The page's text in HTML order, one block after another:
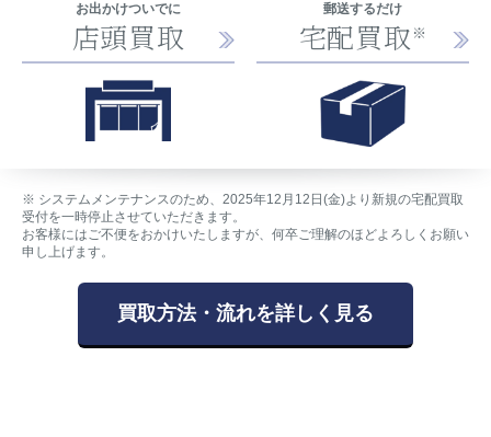
お出かけついでに
店頭買取
郵送するだけ
宅配買取 ※
※ システムメンテナンスのため、2025年12月12日(金)より新規の宅配買取
受付を一時停止させていただきます。
お客様にはご不便をおかけいたしますが、何卒ご理解のほどよろしくお願い
申し上げます。
買取方法・流れを詳しく見る